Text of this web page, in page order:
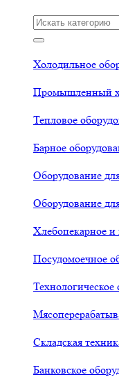
Холодильное
Промышленный
Тепловое
Барное
Оборудование
Оборудование
Хлебопекарное и
Посудомоечное
Складская
Банковское